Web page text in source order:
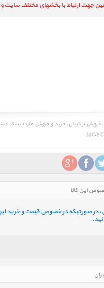
جهت ارتباط با بخشهای مختلف سایت و
LaCie
این کالا
در صورتیکه در خصوص قیمت و خرید این